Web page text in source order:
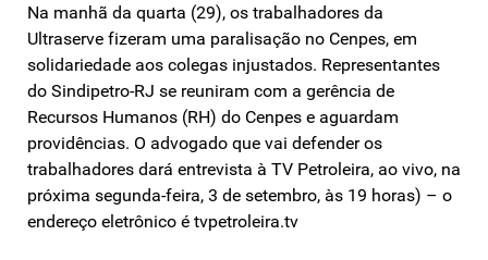
Na manhã da quarta (29), os trabalhadores da
Ultraserve fizeram uma paralisação no Cenpes, em
solidariedade aos colegas injustados. Representantes
do Sindipetro-RJ se reuniram com a gerência de
Recursos Humanos (RH) do Cenpes e aguardam
providências. O advogado que vai defender os
trabalhadores dará entrevista à TV Petroleira, ao vivo, na
próxima segunda-feira, 3 de setembro, às 19 horas) – o
endereço eletrônico é tvpetroleira.tv